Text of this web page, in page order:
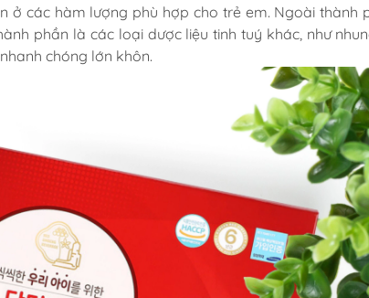
ở các hàm lượng phù hợp cho trẻ em. Ngoài thành
phần là các loại dược liệu tinh tuý khác, như
chóng lớn khôn.